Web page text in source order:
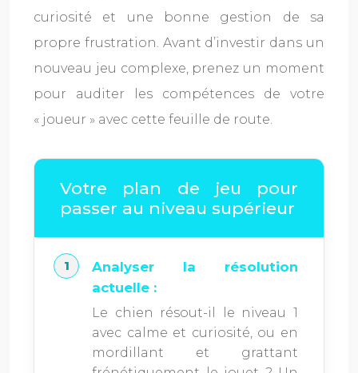
curiosité et une bonne gestion de sa
propre frustration. Avant d’investir dans un
nouveau jeu complexe, prenez un moment
pour auditer les compétences de votre
« joueur » avec cette feuille de route.
Votre plan de jeu pour
passer au niveau supérieur
Analyser la résolution
actuelle :
Le chien résout-il le niveau 1
avec calme et curiosité, ou en
mordillant et grattant